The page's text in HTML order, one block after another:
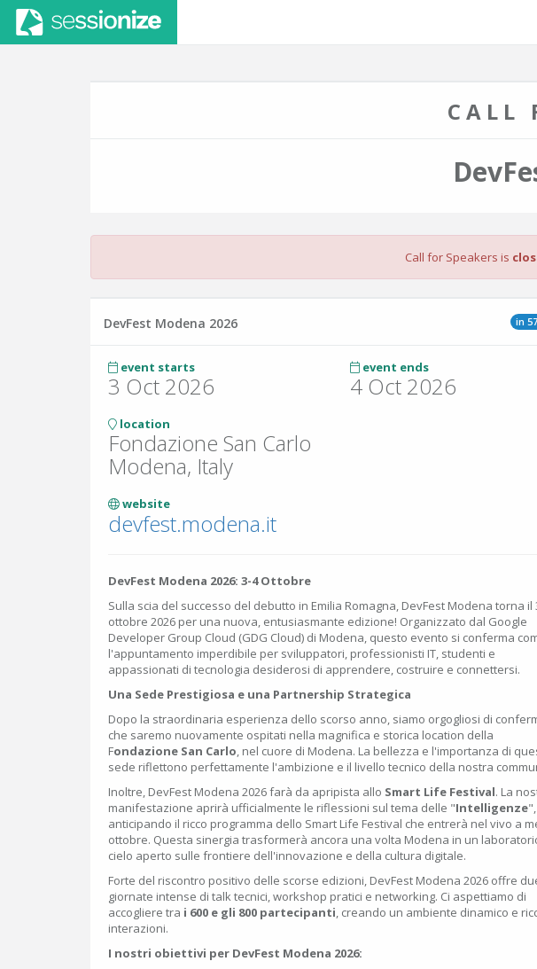
CALL
Call for Speakers is
in
DevFest Modena 2026
event starts
3 Oct 2026
event ends
4 Oct 2026
location
Fondazione San Carlo
Modena, Italy
website
devfest.modena.it
DevFest Modena 2026: 3-4 Ottobre
Sulla scia del successo del debutto in Emilia Romagna, DevFest Modena torna il
ottobre 2026 per una nuova, entusiasmante edizione! Organizzato dal Google
Developer Group Cloud (GDG Cloud) di Modena, questo evento si conferma
l'appuntamento imperdibile per sviluppatori, professionisti IT, studenti e
appassionati di tecnologia desiderosi di apprendere, costruire e connettersi.
Una Sede Prestigiosa e una Partnership Strategica
Dopo la straordinaria esperienza dello scorso anno, siamo orgogliosi di
che saremo nuovamente ospitati nella magnifica e storica location della
Fondazione San Carlo, nel cuore di Modena. La bellezza e l'importanza di
sede riflettono perfettamente l'ambizione e il livello tecnico della nostra
Inoltre, DevFest Modena 2026 farà da apripista allo Smart Life Festival. La
manifestazione aprirà ufficialmente le riflessioni sul tema delle "Intelligenze",
anticipando il ricco programma dello Smart Life Festival che entrerà nel vivo a
ottobre. Questa sinergia trasformerà ancora una volta Modena in un
cielo aperto sulle frontiere dell'innovazione e della cultura digitale.
Forte del riscontro positivo delle scorse edizioni, DevFest Modena 2026 offre
giornate intense di talk tecnici, workshop pratici e networking. Ci aspettiamo di
accogliere tra i 600 e gli 800 partecipanti, creando un ambiente dinamico e
interazioni.
I nostri obiettivi per DevFest Modena 2026: